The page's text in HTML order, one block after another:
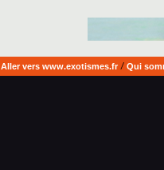
Aller vers www.exotismes.fr/ Qui